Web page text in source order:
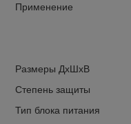
Применение
Размеры ДхШхВ
Степень зaщиты
Тип блока питания